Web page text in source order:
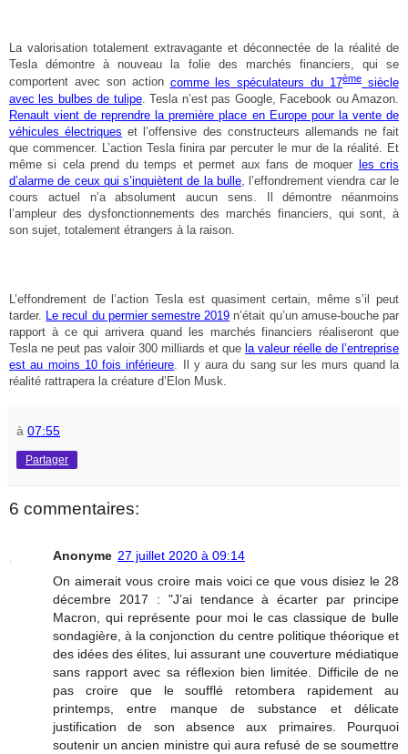
La valorisation totalement extravagante et déconnectée de la réalité de
Tesla démontre à nouveau la folie des marchés financiers, qui se
comportent avec son action comme les spéculateurs du 17èmesiècle
avec les bulbes de tulipe. Tesla n’est pas Google, Facebook ou Amazon.
Renault vient de reprendre la première place en Europe pour la vente de
véhicules électriques et l’offensive des constructeurs allemands ne fait
que commencer. L’action Tesla finira par percuter le mur de la réalité. Et
même si cela prend du temps et permet aux fans de moquer les cris
d’alarme de ceux qui s’inquiètent de la bulle, l’effondrement viendra car le
cours actuel n’a absolument aucun sens. Il démontre néanmoins
l’ampleur des dysfonctionnements des marchés financiers, qui sont, à
son sujet, totalement étrangers à la raison.
L’effondrement de l’action Tesla est quasiment certain, même s’il peut
tarder. Le recul du permier semestre 2019 n’était qu’un amuse-bouche par
rapport à ce qui arrivera quand les marchés financiers réaliseront que
Tesla ne peut pas valoir 300 milliards et que la valeur réelle de l’entreprise
est au moins 10 fois inférieure . Il y aura du sang sur les murs quand la
réalité rattrapera la créature d’Elon Musk.
à 07:55
Partager
6 commentaires:
Anonyme 27 juillet 2020 à 09:14
On aimerait vous croire mais voici ce que vous disiez le 28
décembre 2017 : "J’ai tendance à écarter par principe
Macron, qui représente pour moi le cas classique de bulle
sondagière, à la conjonction du centre politique théorique et
des idées des élites, lui assurant une couverture médiatique
sans rapport avec sa réflexion bien limitée. Difficile de ne
pas croire que le soufflé retombera rapidement au
printemps, entre manque de substance et délicate
justification de son absence aux primaires. Pourquoi
soutenir un ancien ministre qui aura refusé de se soumettre